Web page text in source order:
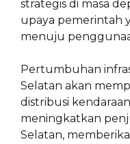
strategis di masa
upaya pemerintah
menuju
Pertumbuhan
Selatan akan
distribusi
meningkatkan
Selatan,